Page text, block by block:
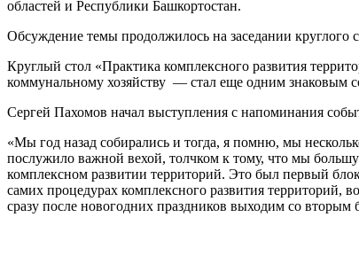
областей и Республики Башкортостан.
Обсуждение темы продолжилось на заседании круглого
Круглый стол «Практика комплексного развития
коммунальному хозяйству — стал еще одним знаковым
Сергей Пахомов начал выступления с напоминания
«Мы год назад собирались и тогда, я помню, мы
послужило важной вехой, толчком к тому, что мы
комплексном развитии территорий. Это был первый
самих процедурах комплексного развития территорий,
сразу после новогодних праздников выходим со вторым